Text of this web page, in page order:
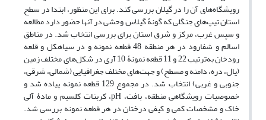
رویشگاه‌های آن را در گیلان بررسی کند. برای این منظور، ابتدا در سطح
استان تیپ‌های جنگلی که گونۀ گیلاس وحشی در آنها حضور دارد مطالعه
و سپس غرب، مرکز و شرق استان برای بررسی انتخاب شد. در مناطق
اسالم و شفارود در هر منطقه 48 قطعه نمونه و در سیاهکل و قلعه
رودخان به‌ترتیب 22 و 11 قطعه نمونۀ 10 آری در شکل‌های مختلف زمین
(یال، دره، دامنه و مسطح) و جهت‌های مختلف جغرافیایی (شمالی، شرقی،
جنوبی و غربی) انتخاب شد. در مجموع 129 قطعه نمونه پیاده شد و
خصوصیات رویشگاهی منطقه، بافت، pH، کربنات کلسیم و مادۀ آلی
خاک و مشخصات کمی و کیفی درختان در هر قطعه نمونه بررسی شد.